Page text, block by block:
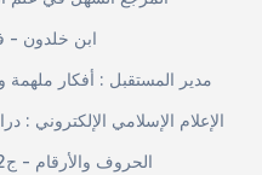
ابن خلدون -
مدير المستقبل : أفكار ملهمة
الإعلام الإسلامي الإلكتروني :
الحروف والأرقام - ج2